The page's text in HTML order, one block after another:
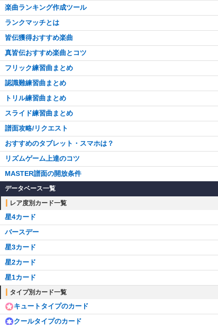
楽曲ランキング作成ツール
ランクマッチとは
皆伝獲得おすすめ楽曲
真皆伝おすすめ楽曲とコツ
フリック練習曲まとめ
認識難練習曲まとめ
トリル練習曲まとめ
スライド練習曲まとめ
譜面攻略/リクエスト
おすすめのタブレット・スマホは？
リズムゲーム上達のコツ
MASTER譜面の開放条件
データベース一覧
レア度別カード一覧
星4カード
バースデー
星3カード
星2カード
星1カード
タイプ別カード一覧
キュートタイプのカード
クールタイプのカード